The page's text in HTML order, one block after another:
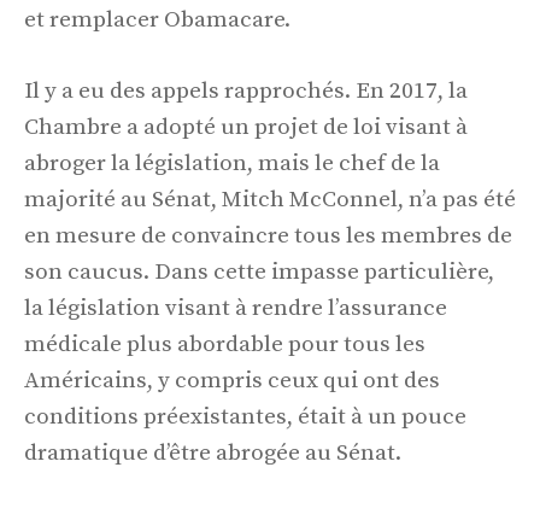
et remplacer Obamacare.
Il y a eu des appels rapprochés. En 2017, la
Chambre a adopté un projet de loi visant à
abroger la législation, mais le chef de la
majorité au Sénat, Mitch McConnel, n’a pas été
en mesure de convaincre tous les membres de
son caucus. Dans cette impasse particulière,
la législation visant à rendre l’assurance
médicale plus abordable pour tous les
Américains, y compris ceux qui ont des
conditions préexistantes, était à un pouce
dramatique d’être abrogée au Sénat.